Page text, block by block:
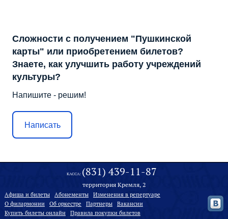
Сложности с получением "Пушкинской
карты" или приобретением билетов?
Знаете, как улучшить работу учреждений
культуры?
Напишите - решим!
Написать
КАССА: (831) 439-11-87
территория Кремля, 2
Афиша и билеты Абонементы
Изменения в репертуаре
О филармонии
Oб оркестре Партнеры
Вакансии
Купить билеты онлайн
Правила покупки билетов